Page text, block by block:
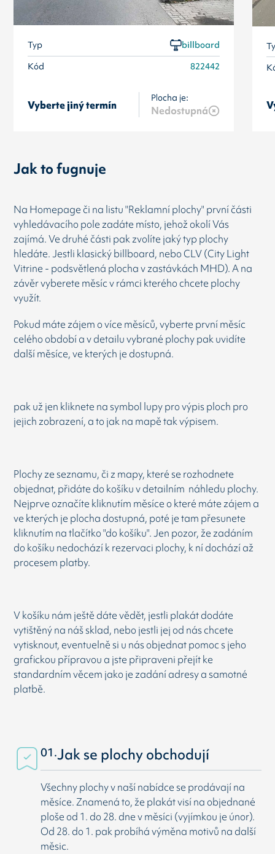
Typ
billboard
Kód
822442
Vyberte jiný termín
Plocha je:
Nedostupná
Jak to fugnuje
Na Homepage či na listu "Reklamní plochy" první části
vyhledávacího pole zadáte místo, jehož okolí Vás
zajímá. Ve druhé části pak zvolíte jaký typ plochy
hledáte. Jestli klasický billboard, nebo CLV (City Light
Vitrine - podsvětlená plocha v zastávkách MHD). A na
závěr vyberete měsíc v rámci kterého chcete plochy
využít.
Pokud máte zájem o více měsíců, vyberte první měsíc
celého období a v detailu vybrané plochy pak uvidíte
další měsíce, ve kterých je dostupná.
pak už jen kliknete na symbol lupy pro výpis ploch pro
jejich zobrazení, a to jak na mapě tak výpisem.
Plochy ze seznamu, či z mapy, které se rozhodnete
objednat, přidáte do košíku v detailním náhledu plochy.
Nejprve označíte kliknutím měsíce o které máte zájem a
ve kterých je plocha dostupná, poté je tam přesunete
kliknutím na tlačítko "do košíku". Jen pozor, že zadáním
do košíku nedochází k rezervaci plochy, k ní dochází až
procesem platby.
V košíku nám ještě dáte vědět, jestli plakát dodáte
vytištěný na náš sklad, nebo jestli jej od nás chcete
vytisknout, eventuelně si u nás objednat pomoc s jeho
grafickou přípravou a jste připraveni přejít ke
standardním věcem jako je zadání adresy a samotné
platbě.
01.Jak se plochy obchodují
Všechny plochy v naší nabídce se prodávají na
měsíce. Znamená to, že plakát visí na objednané
ploše od 1. do 28. dne v měsíci (vyjímkou je únor).
Od 28. do 1. pak probíhá výměna motivů na další
měsic.